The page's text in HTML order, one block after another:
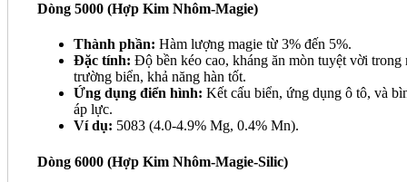
Dòng 5000 (Hợp Kim Nhôm-Magie)
Thành phần: Hàm lượng magie từ 3% đến 5%.
Đặc tính: Độ bền kéo cao, kháng ăn mòn tuyệt vời trong
trường biển, khả năng hàn tốt.
Ứng dụng điển hình: Kết cấu biển, ứng dụng ô tô, và
áp lực.
Ví dụ: 5083 (4.0-4.9% Mg, 0.4% Mn).
Dòng 6000 (Hợp Kim Nhôm-Magie-Silic)